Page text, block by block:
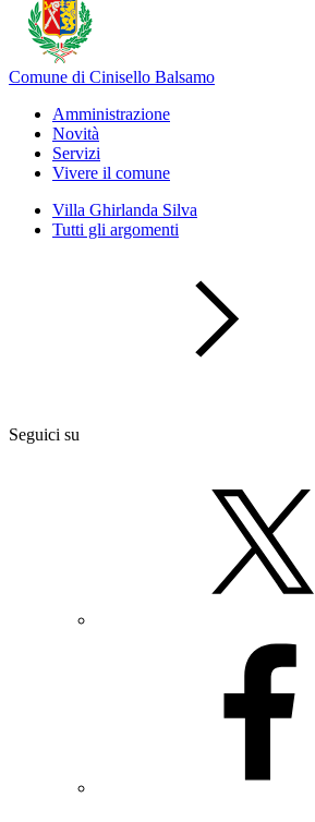
Comune di Cinisello Balsamo
Amministrazione
Novità
Servizi
Vivere il comune
Villa Ghirlanda Silva
Tutti gli argomenti
Seguici su